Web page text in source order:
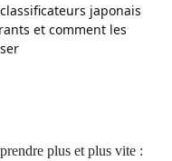
japonais
et comment les
plus et plus vite :